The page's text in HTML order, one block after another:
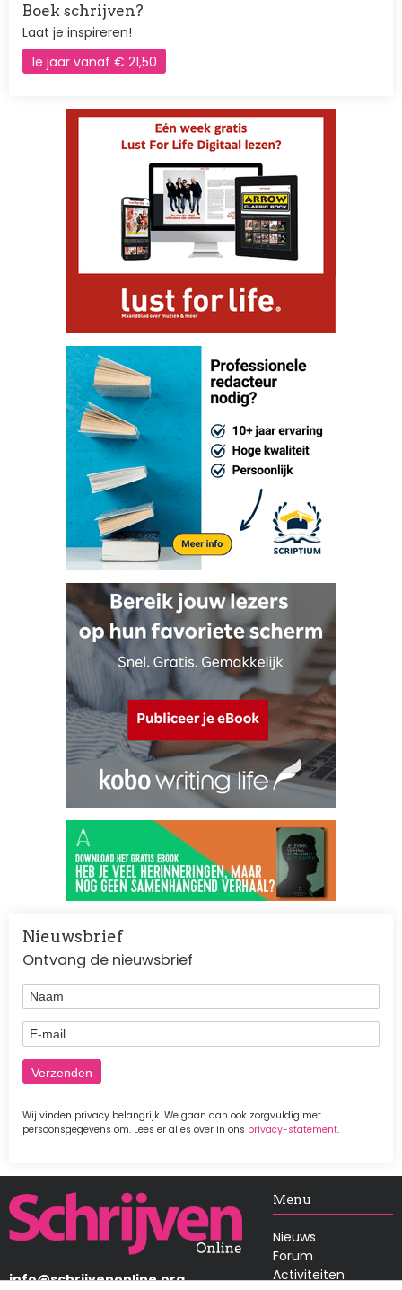
Boek schrijven?
Laat je inspireren!
1e jaar vanaf € 21,50
Nieuwsbrief
Ontvang de nieuwsbrief
Naam
E-mail
Wij vinden privacy belangrijk. We gaan dan ook zorgvuldig met
persoonsgegevens om. Lees er alles over in ons privacy-statement.
Afbeelding
info@schrijvenonline.org
Menu
Nieuws
Forum
Activiteiten